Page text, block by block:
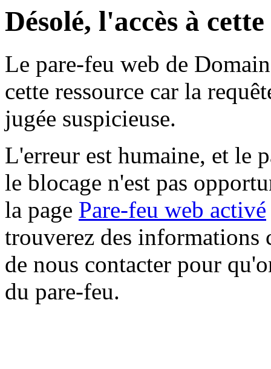
Désolé, l'accès à
Le pare-feu web de
cette ressource car la
jugée suspicieuse.
L'erreur est humaine, et le
le blocage n'est pas
la page Pare-feu web activé
trouverez des informations
de nous contacter pour
du pare-feu.